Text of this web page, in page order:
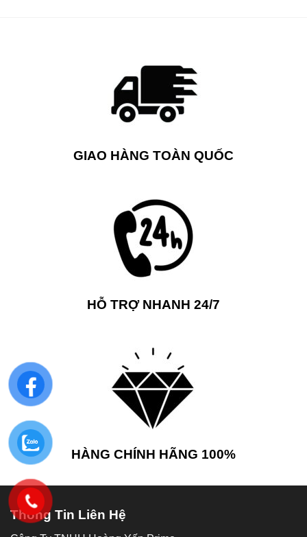
GIAO HÀNG TOÀN QUỐC
HỖ TRỢ NHANH 24/7
HÀNG CHÍNH HÃNG 100%
Thông Tin Liên Hệ